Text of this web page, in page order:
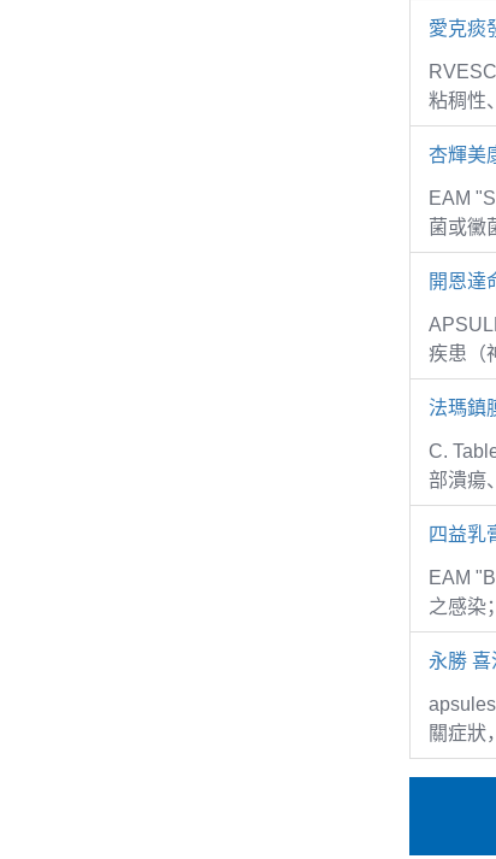
愛克痰
粘稠性
杏輝美
EAM
菌或黴
開恩達
疾患（
法瑪鎮
C.
部潰瘍
四益乳
EAM
之感染
永勝
關症狀